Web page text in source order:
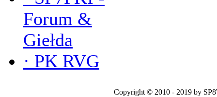
Forum &
Giełda
· PK RVG
Copyright © 2010 - 2019 by